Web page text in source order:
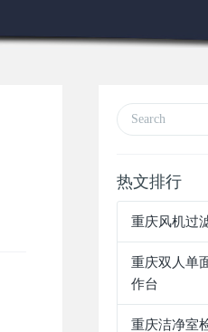
热文排行
重庆风机过
重庆双人单
作台
重庆洁净室